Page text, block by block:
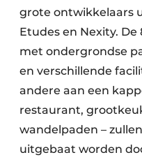
Interieurarchitectuur
Keukens
Software
Toegangscontrole
grote ontwikkelaars
Etudes en Nexity.
met ondergrondse
en verschillende
andere aan een
restaurant,
wandelpaden –
uitgebaat worden